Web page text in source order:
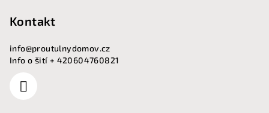
Kontakt
info@proutulnydomov.cz
Info o šití + 420604760821